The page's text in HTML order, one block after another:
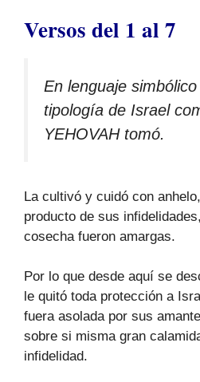
Versos del 1 al 7
En lenguaje
tipología de Israel
YEHOVAH tomó.
La cultivó y cuidó con
producto de sus
cosecha fueron amargas.
Por lo que desde aquí se
le quitó toda protección a
fuera asolada por sus
sobre si misma gran
infidelidad.